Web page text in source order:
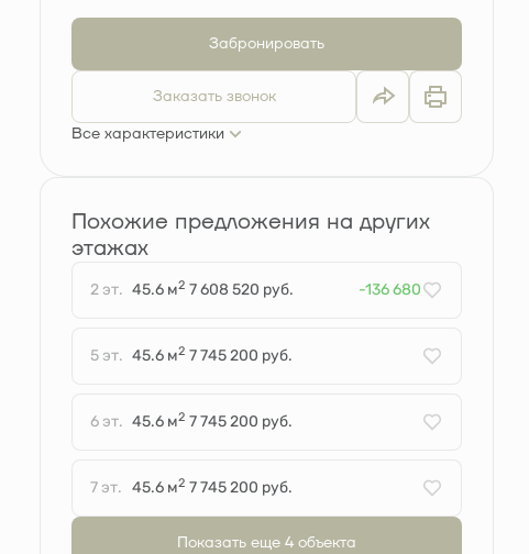
Забронировать
Заказать звонок
Все характеристики
Похожие предложения на других
этажах
2 эт. 45.6 м2 7 608 520 руб. -136 680
5 эт. 45.6 м2 7 745 200 руб.
6 эт. 45.6 м2 7 745 200 руб.
7 эт. 45.6 м2 7 745 200 руб.
Показать еще 4 объектa